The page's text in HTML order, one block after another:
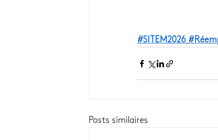
#SITEM2026
Posts similaires